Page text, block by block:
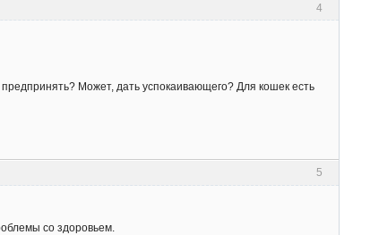
4
Может, дать успокаивающего? Для кошек есть
5
со здоровьем.